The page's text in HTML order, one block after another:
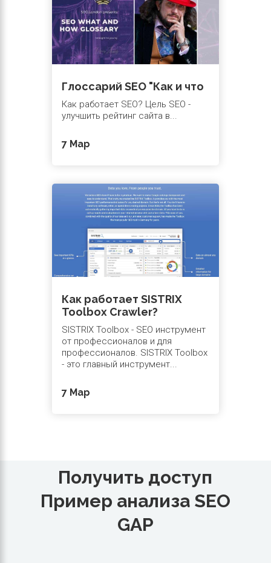
Глоссарий SEO "Как и что
Как работает SEO? Цель SEO -
улучшить рейтинг сайта в...
7 Мар
Как работает SISTRIX
Toolbox Crawler?
SISTRIX Toolbox - SEO инструмент
от профессионалов и для
профессионалов. SISTRIX Toolbox
- это главный инструмент...
7 Мар
Получить доступ
Пример анализа SEO
GAP